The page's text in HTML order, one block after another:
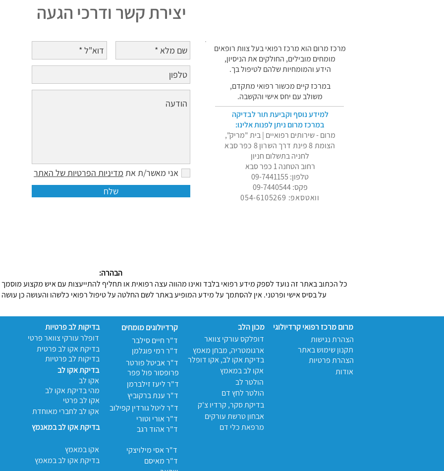
יצירת קשר ודרכי הגעה
אני מאשר/ת את מדיניות הפרטיות של האתר
שלח
מרכז מרום הוא מרכז רפואי בעל צוות רופאים
מומחים מובילים, החולקים את הניסיון,
הידע והמומחיות שלהם לטיפול בך.
במרכז קיים מכשור רפואי מתקדם,
משולב עם יחס אישי והקשבה.
למידע נוסף וקביעת תור לבדיקה
במרכז מרום ניתן לפנות אלינו:
מרום - שירותים רפואיים | בית "מריק",
הצומת 8 פינת דרך השרון 8 כפר סבא
לחניה בתשלום חניון
רחוב הטחנה 1 כפר סבא
טלפון: 09-7441155
פקס: 09-7440544
וואטסאפ: 054-6105269
הבהרה:
כל הכתוב באתר זה נועד לספק מידע רפואי בלבד ואינו מהווה עצה רפואית או תחליף להתייעצות עם איש מקצוע
על בסיס אישי ופרטני. אין להסתמך על מידע המופיע באתר לשם החלטה על טיפול רפואי כלשהו והעושה כן
בדיקות לב פרטיות
דופלר עורקי צוואר פרטי
בדיקת אקו לב פרטית
בדיקות לב פרטיות
אקו לב
בדיקת אקו לב
מהי בדיקת אקו לב
אקו לב פרטי
אקו לב לחברי מאוחדת
בדיקת אקו לב במאנמץ
בדיקת אקו לב במאמץ
קרדיולוגים מומחים
ד"ר חיים סילבר
ד"ר רמי פוגלמן
ד"ר אביטל פורטר
פרופסור פול פפר
ד"ר ליטל גורדין קפילוב
ד"ר אורי וטורי
ד"ר אהוד רגב
ד"ר אסי מילויצקי
מכון הלב
דופלקס עורקי צוואר
ארגומטריה, מבחן מאמץ
בדיקת אקו לב, אקו דופלר
אקו לב במאמץ
הולטר לב
הולטר לחץ דם
בדיקת סקר, קרדיו צ'ק
אבחון טרשת עורקים
מרפאת כלי דם
ד"ר מאיסם
מרום מרכז רפואי קרדיולוגי
הצהרת נגישות
תקנון שימוש באתר
הצהרת פרטיות
אודות